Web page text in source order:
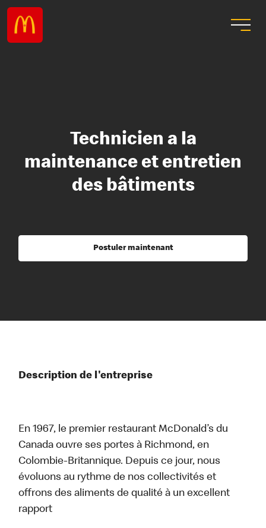
Technicien a la
maintenance et entretien
des bâtiments
Postuler maintenant
Description de l'entreprise
En 1967, le premier restaurant McDonald’s du
Canada ouvre ses portes à Richmond, en
Colombie-Britannique. Depuis ce jour, nous
évoluons au rythme de nos collectivités et
offrons des aliments de qualité à un excellent
rapport